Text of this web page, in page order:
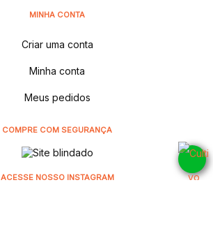
MINHA CONTA
Criar uma conta
Minha conta
Meus pedidos
COMPRE COM SEGURANÇA
ACESSE NOSSO INSTAGRAM